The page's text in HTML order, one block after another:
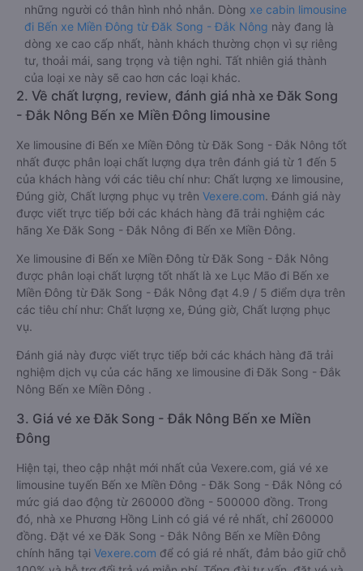
những người có thân hình nhỏ nhắn. Dòng xe cabin limousine
đi Bến xe Miền Đông từ Đăk Song - Đắk Nông này đang là
dòng xe cao cấp nhất, hành khách thường chọn vì sự riêng
tư, thoải mái, sang trọng và tiện nghi. Tất nhiên giá thành
của loại xe này sẽ cao hơn các loại khác.
2. Về chất lượng, review, đánh giá nhà xe Đăk Song
- Đắk Nông Bến xe Miền Đông limousine
Xe limousine đi Bến xe Miền Đông từ Đăk Song - Đắk Nông tốt
nhất được phân loại chất lượng dựa trên đánh giá từ 1 đến 5
của khách hàng với các tiêu chí như: Chất lượng xe limousine,
Đúng giờ, Chất lượng phục vụ trên Vexere.com. Đánh giá này
được viết trực tiếp bởi các khách hàng đã trải nghiệm các
hãng Xe Đăk Song - Đắk Nông đi Bến xe Miền Đông.
Xe limousine đi Bến xe Miền Đông từ Đăk Song - Đắk Nông
được phân loại chất lượng tốt nhất là xe Lục Mão đi Bến xe
Miền Đông từ Đăk Song - Đắk Nông đạt 4.9 / 5 điểm dựa trên
các tiêu chí như: Chất lượng xe, Đúng giờ, Chất lượng phục
vụ.
Đánh giá này được viết trực tiếp bởi các khách hàng đã trải
nghiệm dịch vụ của các hãng xe limousine đi Đăk Song - Đắk
Nông Bến xe Miền Đông .
3. Giá vé xe Đăk Song - Đắk Nông Bến xe Miền
Đông
Hiện tại, theo cập nhật mới nhất của Vexere.com, giá vé xe
limousine tuyến Bến xe Miền Đông - Đăk Song - Đắk Nông có
mức giá dao động từ 260000 đồng - 500000 đồng. Trong
đó, nhà xe Phương Hồng Linh có giá vé rẻ nhất, chỉ 260000
đồng. Đặt vé xe Đăk Song - Đắk Nông Bến xe Miền Đông
chính hãng tại Vexere.com để có giá rẻ nhất, đảm bảo giữ chỗ